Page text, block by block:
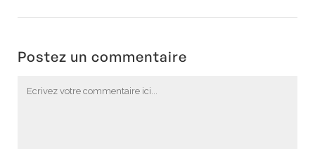
Postez un commentaire